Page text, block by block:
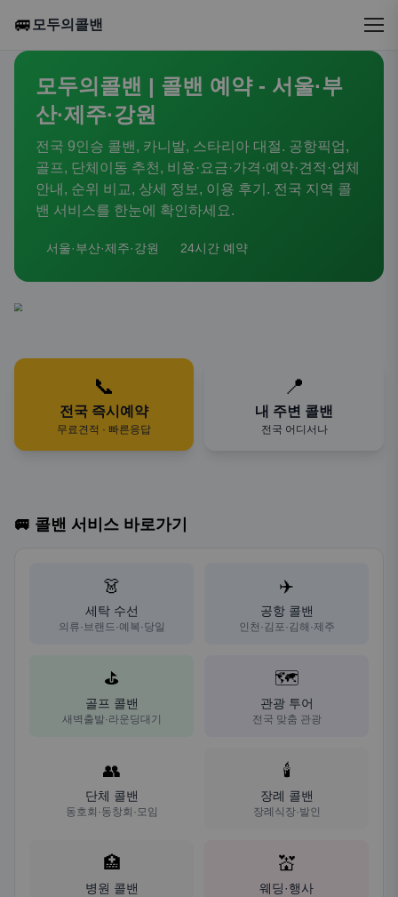
🚐 모두의콜밴
모두의콜밴 | 콜밴 예약 - 서울·부
산·제주·강원
전국 9인승 콜밴, 카니발, 스타리아 대절. 공항픽업,
골프, 단체이동 추천, 비용·요금·가격·예약·견적·업체
안내, 순위 비교, 상세 정보, 이용 후기. 전국 지역 콜
밴 서비스를 한눈에 확인하세요.
서울·부산·제주·강원 24시간 예약
📞
전국 즉시예약
무료견적 · 빠른응답
📍
내 주변 콜밴
전국 어디서나
🚐 콜밴 서비스 바로가기
👗
세탁 수선
의류·브랜드·예복·당일
✈️
공항 콜밴
인천·김포·김해·제주
⛳
골프 콜밴
새벽출발·라운딩대기
🗺️
관광 투어
전국 맞춤 관광
👥
단체 콜밴
동호회·동창회·모임
🕯️
장례 콜밴
장례식장·발인
🏥
병원 콜밴
💒
웨딩·행사